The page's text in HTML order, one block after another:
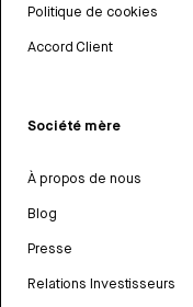
Politique de cookies
Accord Client
Société mère
À propos de nous
Blog
Presse
Relations Investisseurs